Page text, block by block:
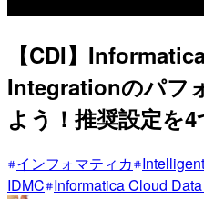
【CDI】
Integrationのパフ
よう！推奨設定を
インフォマティカ
IDMC Informatica Cloud